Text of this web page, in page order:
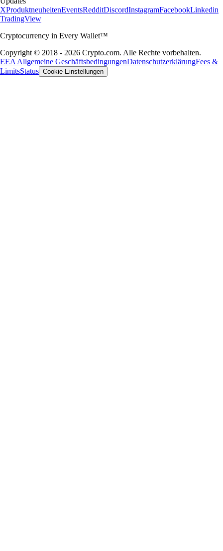
XProduktneuheitenEventsRedditDiscordInstagramFacebookLinkedin
TradingView
Cryptocurrency in Every Wallet™
Copyright © 2018 - 2026 Crypto.com. Alle Rechte vorbehalten.
EEA Allgemeine GeschäftsbedingungenDatenschutzerklärungFees &
LimitsStatus Cookie-Einstellungen